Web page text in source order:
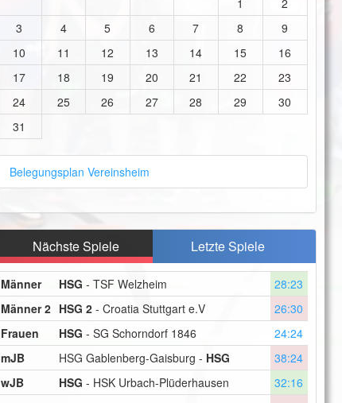
3
4 5 6 7 8
9
10
11 12 13 14 15
16
17
18 19 20 21 22
23
24
25 26 27 28 29
30
31
Belegungsplan Vereinsheim
Nächste Spiele Letzte Spiele
Männer HSG - TSF Welzheim
28:23
Männer 2 HSG 2- Croatia Stuttgart e.V
26:30
Frauen
HSG - SG Schorndorf 1846
24:24
mJB
HSG Gablenberg-Gaisburg - HSG
38:24
wJB
HSG - HSK Urbach-Plüderhausen
32:16